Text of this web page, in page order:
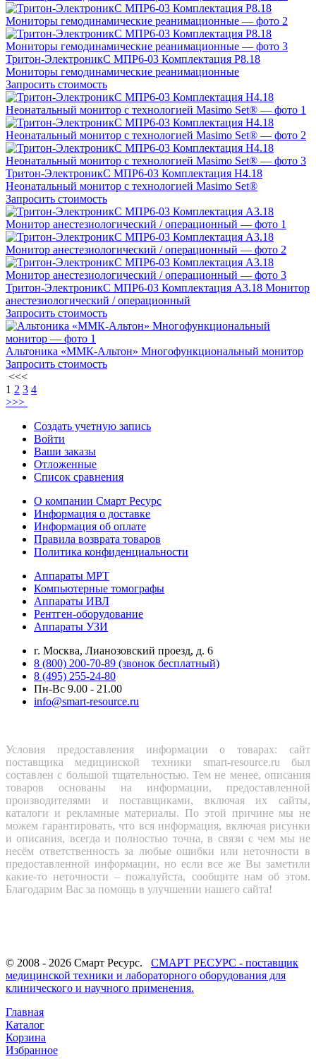
Тритон-ЭлектроникС МПР6-03 Комплектация Р8.18
Мониторы гемодинамические реанимационные
Запросить стоимость
Тритон-ЭлектроникС МПР6-03 Комплектация Н4.18
Неонатальный монитор с технологией Masimo Set®
Запросить стоимость
Тритон-ЭлектроникС МПР6-03 Комплектация А3.18 Монитор
анестезиологический / операционный
Запросить стоимость
Альтоника «ММК-Альтон» Многофункциональный монитор
Запросить стоимость
<<<
1 2 3 4
>>>
Создать учетную запись
Войти
Ваши заказы
Отложенные
Список сравнения
О компании Смарт Ресурс
Информация о доставке
Информация об оплате
Правила возврата товаров
Политика конфиденциальности
Аппараты МРТ
Компьютерные томографы
Аппараты ИВЛ
Рентген-оборудование
Аппараты УЗИ
г. Москва, Лианозовский проезд, д. 6
8 (800) 200-70-89 (звонок бесплатный)
8 (495) 255-24-80
Пн-Вс 9.00 - 21.00
info@smart-resource.ru
Условия предоставления информации о товарах: сайт
поставщика медицинской техники smart-resource.ru был
составлен с большой тщательностью. Тем не менее, описания
товаров основаны на информации, предоставленной
производителями и поставщиками, включая их сайты,
каталоги и рекламные материалы. По этой причине мы не
можем гарантировать, что вся информация, включая рисунки
и описания, всегда и полностью точна, в связи с чем мы не
несём ответственность за любые ошибки или неточности в
предоставленной информации, но если все же Вы заметили
какие-то неточности – пожалуйста, сообщите нам об этом.
Благодарим Вас за помощь в улучшении нашего сайта!
© 2008 - 2026 Смарт Ресурс. СМАРТ РЕСУРС - поставщик
медицинской техники и лабораторного оборудования для
клинического и научного применения.
Главная
Каталог
Корзина
Избранное